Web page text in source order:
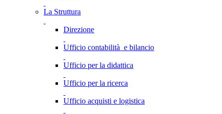
La Struttura
Direzione
Ufficio contabilità e bilancio
Ufficio per la didattica
Ufficio per la ricerca
Ufficio acquisti e logistica